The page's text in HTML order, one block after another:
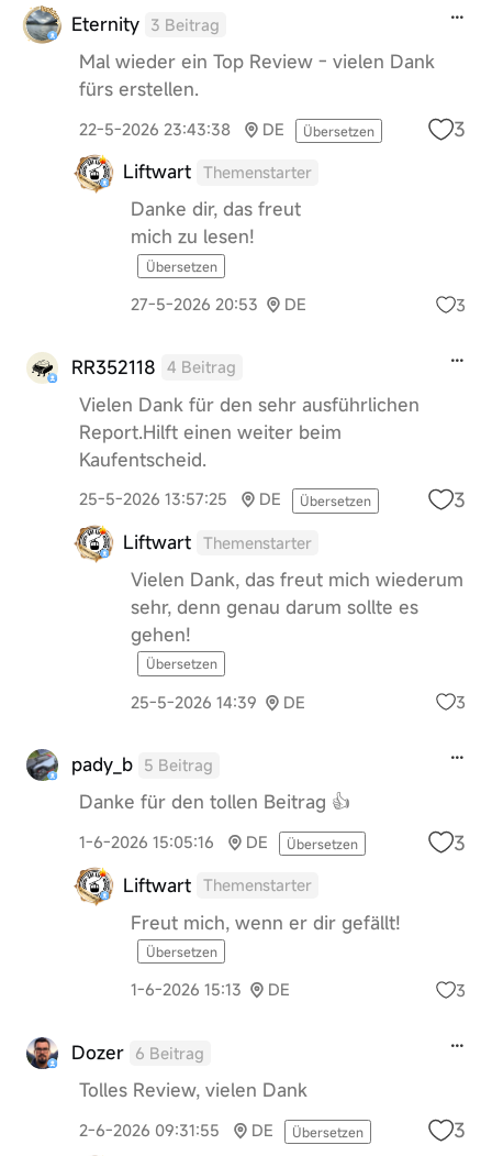
Eternity 3 Beitrag
Mal wieder ein Top Review - vielen Dank
fürs erstellen.
22-5-2026 23:43:38 DE Übersetzen 3
Liftwart Themenstarter
Danke dir, das freut
mich zu lesen!
Übersetzen
27-5-2026 20:53 DE 3
RR352118 4 Beitrag
Vielen Dank für den sehr ausführlichen
Report.Hilft einen weiter beim
Kaufentscheid.
25-5-2026 13:57:25 DE Übersetzen 3
Liftwart Themenstarter
Vielen Dank, das freut mich wiederum
sehr, denn genau darum sollte es
gehen!
Übersetzen
25-5-2026 14:39 DE 3
pady_b 5 Beitrag
Danke für den tollen Beitrag 👍
1-6-2026 15:05:16 DE Übersetzen 3
Liftwart Themenstarter
Freut mich, wenn er dir gefällt!
Übersetzen
1-6-2026 15:13 DE 3
Dozer 6 Beitrag
Tolles Review, vielen Dank
2-6-2026 09:31:55 DE Übersetzen 3